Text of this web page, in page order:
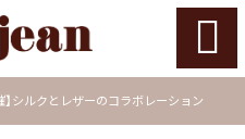

】シルクとレザーのコラボレーション 美